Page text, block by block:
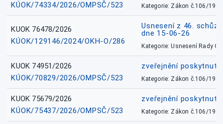
KÚOK/74334/2026/OMPSČ/523
Kategorie: Zákon č.106/1999
KUOK 76478/2026
KÚOK/129146/2024/OKH-O/286
Usnesení z 46.
dne 15-06-26
Kategorie: Usnesení Rady
KUOK 74951/2026
KÚOK/70829/2026/OMPSČ/523
zveřejnění
Kategorie: Zákon č.106/1999
KUOK 75679/2026
KÚOK/75437/2026/OMPSČ/523
zveřejnění
Kategorie: Zákon č.106/1999